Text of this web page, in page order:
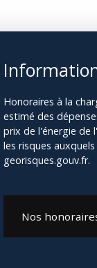
Honoraires à la
estimé des
prix de l'énergie de
les risques
georisques.gouv.fr.
Nos